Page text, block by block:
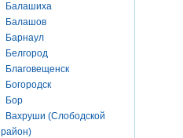
Балашиха
Балашов
Барнаул
Белгород
Благовещенск
Богородск
Бор
Вахруши (Слободской
район)